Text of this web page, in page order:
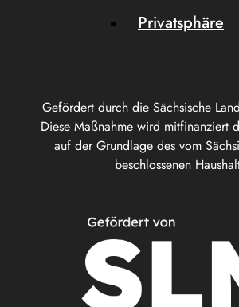
Gefördert durch die Sächsische
Diese Maßnahme wird mitfinanziert
auf der Grundlage des vom
beschlossenen
Privatsphäre